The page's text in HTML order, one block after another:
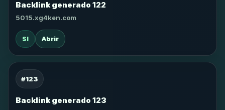
Backlink generado 122
5015.xg4ken.com
SI Abrir
#123
Backlink generado 123